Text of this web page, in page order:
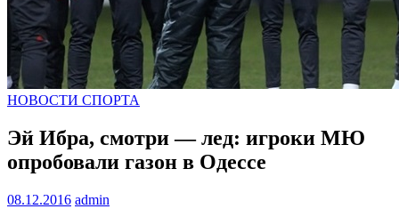
НОВОСТИ СПОРТА
Эй Ибра, смотри — лед: игроки МЮ
опробовали газон в Одессе
08.12.2016 admin